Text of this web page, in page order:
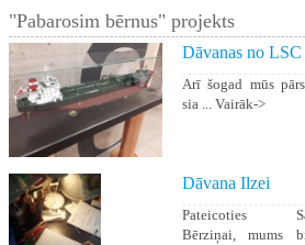
"Pabarosim bērnus" projekts
Dāvanas no LSC
Arī šogad mūs
sia ... Vairāk->
Dāvana Ilzei
Pateicoties
Bērziņai, mums